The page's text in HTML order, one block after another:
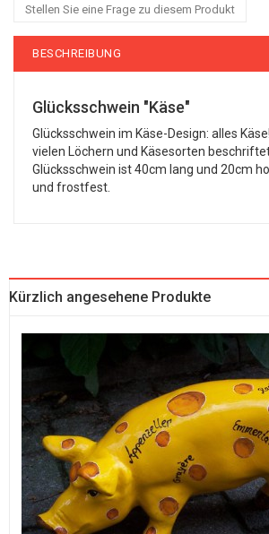
Stellen Sie eine Frage zu diesem Produkt
BESCHREIBUNG
Glücksschwein "Käse"
Glücksschwein im Käse-Design: alles
vielen Löchern und Käsesorten
Glücksschwein ist 40cm lang und 20cm
und frostfest.
Kürzlich angesehene Produkte